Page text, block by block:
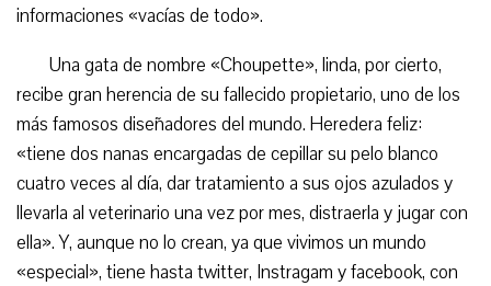
informaciones «vacías de todo».
Una gata de nombre «Choupette», linda, por cierto,
recibe gran herencia de su fallecido propietario, uno de los
más famosos diseñadores del mundo. Heredera feliz:
«tiene dos nanas encargadas de cepillar su pelo blanco
cuatro veces al día, dar tratamiento a sus ojos azulados y
llevarla al veterinario una vez por mes, distraerla y jugar con
ella». Y, aunque no lo crean, ya que vivimos un mundo
«especial», tiene hasta twitter, Instragam y facebook, con